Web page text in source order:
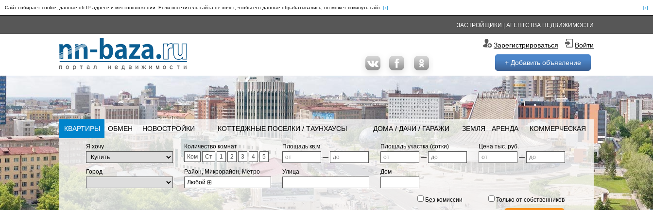
Сайт собирает cookie, данные об IP-адресе и местоположении. Если посетитель сайта не хочет, чтобы его данные обрабатывались, он может покинуть сайт. [x]
[x]
ЗАСТРОЙЩИКИ АГЕНТСТВА НЕДВИЖИМОСТИ
Зарегистрироваться Войти
+ Добавить объявление
КВАРТИРЫ ОБМЕН НОВОСТРОЙКИ КОТТЕДЖНЫЕ ПОСЕЛКИ / ТАУНХАУСЫ ДОМА / ДАЧИ / ГАРАЖИ ЗЕМЛЯ АРЕНДА КОММЕРЧЕСКАЯ
Я хочу
Количество комнат
Ком
Ст 1 2 3 4 5
Площадь кв.м.
—
Площадь участка (сотки)
—
Цена тыс. руб.
—
Город
Район, Микрорайон, Метро
Любой ⊞
Улица Дом
Без комиссии Только от собственников